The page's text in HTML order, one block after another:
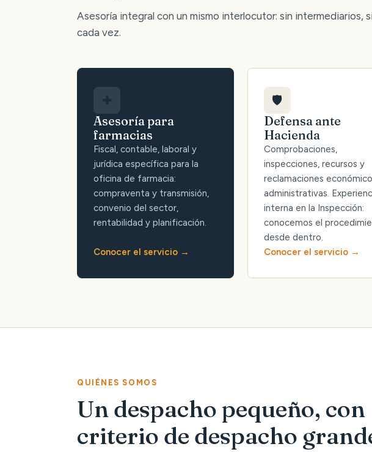
Asesoría integral con un mismo interlocutor: sin intermediarios,
cada vez.
Asesoría para
farmacias
Fiscal, contable, laboral y
jurídica específica para la
oficina de farmacia:
compraventa y transmisión,
convenio del sector,
rentabilidad y planificación.
Conocer el servicio
🛡️
Defensa ante
Hacienda
Comprobaciones,
inspecciones, recursos y
reclamaciones
administrativas.
interna en la Inspección:
conocemos el
desde dentro.
Conocer el servicio
QUIÉNES SOMOS
Un despacho pequeño, con
criterio de despacho